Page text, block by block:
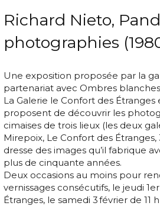
Richard Nieto,
photographies
Une exposition proposée par la
partenariat avec Ombres
La Galerie le Confort des
proposent de découvrir les
cimaises de trois lieux (les deux
Mirepoix, Le Confort des Étranges,
dresse des images qu’il fabrique
plus de cinquante années.
Deux occasions au moins pour
vernissages consécutifs, le jeudi
Étranges, le samedi 3 février de 11